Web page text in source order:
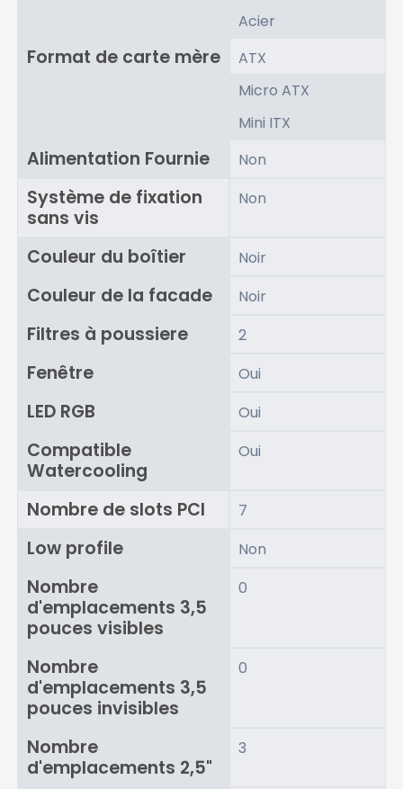
Acier
Format de carte mère
ATX
Micro ATX
Mini ITX
Alimentation Fournie Non
Système de fixation
sans vis
Non
Couleur du boîtier Noir
Couleur de la facade Noir
Filtres à poussiere 2
Fenêtre Oui
LED RGB Oui
Compatible
Watercooling
Oui
Nombre de slots PCI 7
Low profile Non
Nombre
d'emplacements 3,5
pouces visibles
0
Nombre
d'emplacements 3,5
pouces invisibles
0
Nombre
d'emplacements 2,5"
3